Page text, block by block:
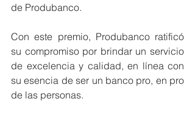
de Produbanco.
Con este premio, Produbanco ratificó
su compromiso por brindar un servicio
de excelencia y calidad, en línea con
su esencia de ser un banco pro, en pro
de las personas.